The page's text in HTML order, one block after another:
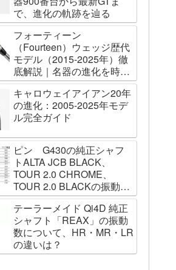
で、進化の軌跡を辿る
フォーティーン
（Fourteen）ウェッジ歴代
モデル（2015-2025年）徹
底解説｜名器の進化を時系
列で辿る
キャロウェイアイアン20年
の進化：2005-2025年モデ
ル完全ガイド
ピン G430の純正シャフ
トALTA JCB BLACK、
TOUR 2.0 CHROME、
TOUR 2.0 BLACKの振動数
を測ってみました
テーラーメイド Qi4D 純正
シャフト「REAX」の振動
数について、HR・MR・LR
の違いは？